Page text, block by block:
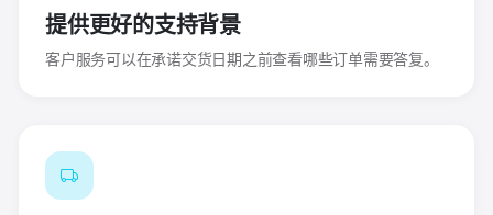
提供更好的支持背景
客户服务可以在承诺交货日期之前查看哪些订单需要答复。